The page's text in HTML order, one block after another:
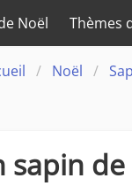
Noël Thèmes
Noël
sapin